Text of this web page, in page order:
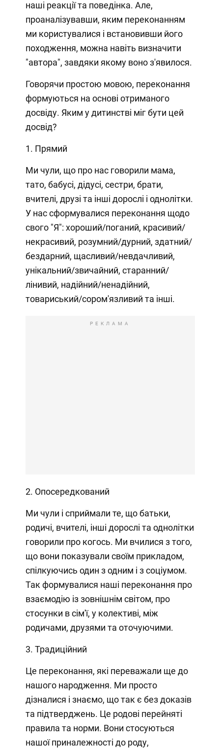
наші реакції та поведінка. Але,
проаналізувавши, яким переконанням
ми користувалися і встановивши його
походження, можна навіть визначити
"автора", завдяки якому воно з'явилося.
Говорячи простою мовою, переконання
формуються на основі отриманого
досвіду. Яким у дитинстві міг бути цей
досвід?
1. Прямий
Ми чули, що про нас говорили мама,
тато, бабусі, дідусі, сестри, брати,
вчителі, друзі та інші дорослі і однолітки.
У нас сформувалися переконання щодо
свого "Я": хороший/поганий, красивий/
некрасивий, розумний/дурний, здатний/
бездарний, щасливий/невдачливий,
унікальний/звичайний, старанний/
лінивий, надійний/ненадійний,
товариський/сором'язливий та інші.
РЕКЛАМА
2. Опосередкований
Ми чули і сприймали те, що батьки,
родичі, вчителі, інші дорослі та однолітки
говорили про когось. Ми вчилися з того,
що вони показували своїм прикладом,
спілкуючись один з одним і з соціумом.
Так формувалися наші переконання про
взаємодію із зовнішнім світом, про
стосунки в сім'ї, у колективі, між
родичами, друзями та оточуючими.
3. Традиційний
Це переконання, які переважали ще до
нашого народження. Ми просто
дізналися і знаємо, що так є без доказів
та підтверджень. Це родові перейняті
правила та норми. Вони стосуються
нашої приналежності до роду,